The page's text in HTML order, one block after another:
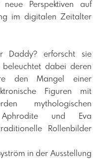
Perspektiven auf
im digitalen Zeitalter
Daddy? erforscht sie
beleuchtet dabei deren
den Mangel einer
Figuren mit
mythologischen
und Eva
Rollenbilder
in der Ausstellung